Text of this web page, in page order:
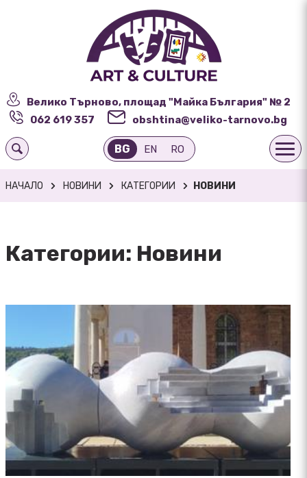
Велико Търново, площад "Майка България" № 2
062 619 357
obshtina@veliko-tarnovo.bg
BG EN RO
НАЧАЛО НОВИНИ КАТЕГОРИИ НОВИНИ
Категории: Новини